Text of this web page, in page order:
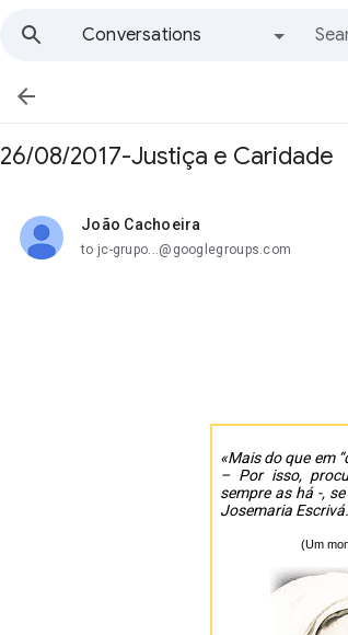
Conversations

26/08/2017-Justiça e Caridade
João Cachoeira
unread,
to jc-grupo...@googlegroups.com
«Mais do que em
– Por isso,
sempre as há -,
Josemaria
(Um